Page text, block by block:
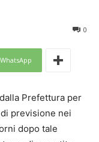
0
WhatsApp
Prefettura per
previsione nei
dopo tale